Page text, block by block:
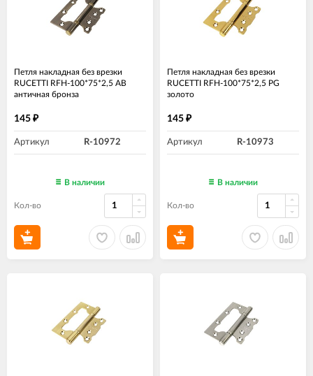
Петля накладная без врезки
RUCETTI RFH-100*75*2,5 AB
античная бронза
145 ₽
Артикул R-10972
В наличии
Кол-во
Петля накладная без врезки
RUCETTI RFH-100*75*2,5 PG
золото
145 ₽
Артикул R-10973
В наличии
Кол-во